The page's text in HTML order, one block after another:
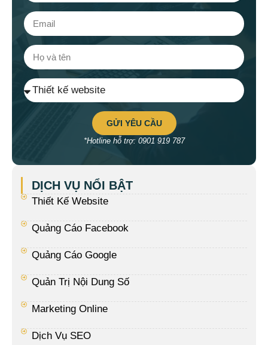
GỬI YÊU CẦU
*Hotline hỗ trợ: 0901 919 787
DỊCH VỤ NỔI BẬT
Thiết Kế Website
Quảng Cáo Facebook
Quảng Cáo Google
Quản Trị Nội Dung Số
Marketing Online
Dịch Vụ SEO